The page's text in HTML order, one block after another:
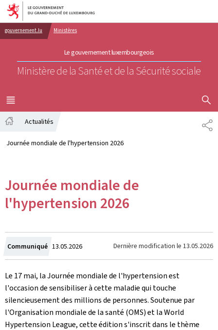
Aller au menu principal
Aller au contenu
gouvernement.lu Ministères
Le gouvernement luxembourgeois
Ministère de la Santé et de la Sécurité sociale
MENU
PRINCIPAL
Actualités
Journée mondiale de l'hypertension 2026
Journée mondiale de
l'hypertension 2026
Communiqué Crée
le
13.05.2026 Dernière modification le 13.05.2026
Le 17 mai, la Journée mondiale de l'hypertension est
l'occasion de sensibiliser à cette maladie qui touche
silencieusement des millions de personnes. Soutenue par
l'Organisation mondiale de la santé (OMS) et laWorld
Hypertension League, cette édition s'inscrit dans le thème